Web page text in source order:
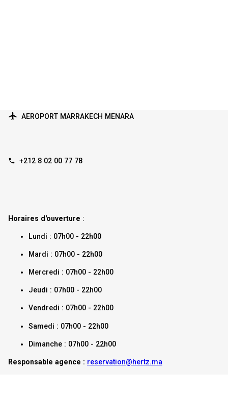
AEROPORT MARRAKECH MENARA
+212 8 02 00 77 78
Horaires d'ouverture :
Lundi : 07h00 - 22h00
Mardi : 07h00 - 22h00
Mercredi : 07h00 - 22h00
Jeudi : 07h00 - 22h00
Vendredi : 07h00 - 22h00
Samedi : 07h00 - 22h00
Dimanche : 07h00 - 22h00
Responsable agence : reservation@hertz.ma